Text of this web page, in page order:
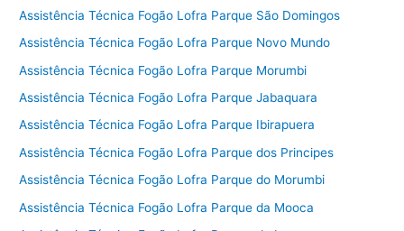
Assistência Técnica Fogão Lofra Parque São Domingos
Assistência Técnica Fogão Lofra Parque Novo Mundo
Assistência Técnica Fogão Lofra Parque Morumbi
Assistência Técnica Fogão Lofra Parque Jabaquara
Assistência Técnica Fogão Lofra Parque Ibirapuera
Assistência Técnica Fogão Lofra Parque dos Principes
Assistência Técnica Fogão Lofra Parque do Morumbi
Assistência Técnica Fogão Lofra Parque da Mooca